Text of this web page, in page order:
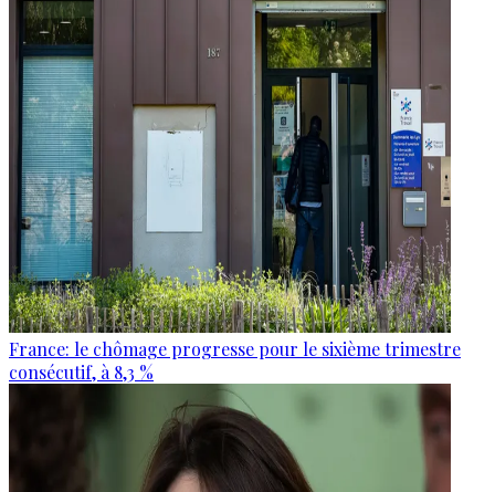
France: le chômage progresse pour le sixième trimestre
consécutif, à 8,3 %